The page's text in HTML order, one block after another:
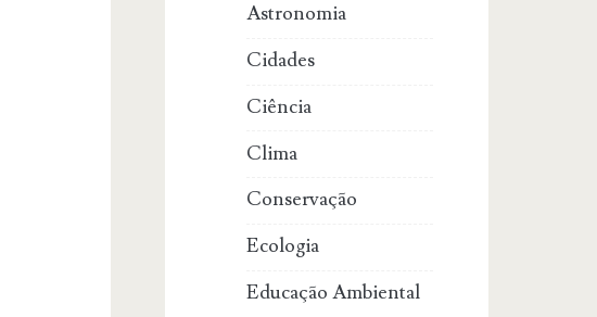
Astronomia
Cidades
Ciência
Clima
Conservação
Ecologia
Educação Ambiental